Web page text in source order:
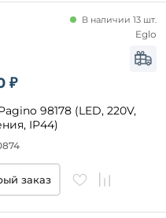
₽
98178 (LED, 220V,
IP44)
В наличии 13 шт.
Eglo
заказ